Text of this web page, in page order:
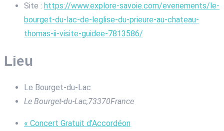
Site : https://www.explore-savoie.com/evenements/le-
bourget-du-lac-de-leglise-du-prieure-au-chateau-
thomas-ii-visite-guidee-7813586/
Lieu
Le Bourget-du-Lac
Le Bourget-du-Lac,73370France
« Concert Gratuit d’Accordéon